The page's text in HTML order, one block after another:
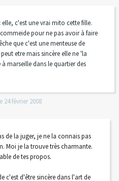
c'est une vrai mito cette fille.
pour ne pas avoir à faire
que c'est une menteuse de
etre mais sincère elle ne 'la
marseille dans le quartier des
24février 2008
de la juger, je ne la connais pas
Moi je la trouve très charmante.
de tes propos.
c'est d'être sincère dans l'art de